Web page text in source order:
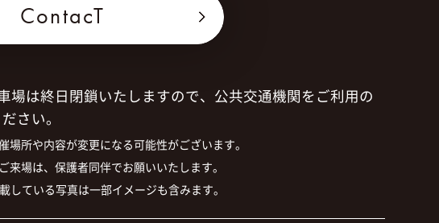
ContacT
場は終日閉鎖いたしますので、公共交通機関をご利用の
さい。
場所や内容が変更になる可能性がございます。
来場は、保護者同伴でお願いいたします。
している写真は一部イメージも含みます。